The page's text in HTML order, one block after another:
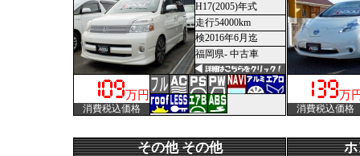
H17(2005)年式
走行54000km
検2016年6月迄
福岡県- 中古車
万円
消費税込価格
万
消費税込価格
その他 その他